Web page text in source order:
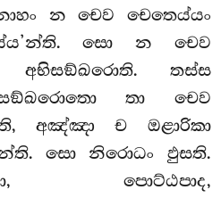
න චෙව චෙතෙය්යං
සො න චෙව
තස්ස
තා චෙව
අඤ්ඤා ච ඔළාරිකා
සො නිරොධං ඵුසති.